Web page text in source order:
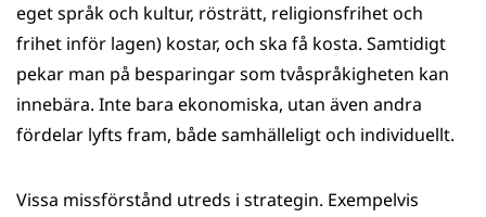
eget språk och kultur, rösträtt, religionsfrihet och
frihet inför lagen) kostar, och ska få kosta. Samtidigt
pekar man på besparingar som tvåspråkigheten kan
innebära. Inte bara ekonomiska, utan även andra
fördelar lyfts fram, både samhälleligt och individuellt.
Vissa missförstånd utreds i strategin. Exempelvis